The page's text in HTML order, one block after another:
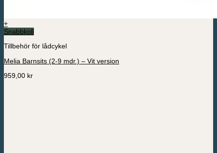
+
Snabbkoll
Tillbehör för lådcykel
Melia Barnsits (2-9 mdr.) – Vit version
959,00 kr